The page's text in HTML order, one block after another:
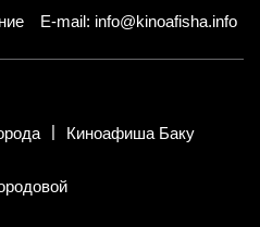
E-mail: info@kinoafisha.info
Киноафиша Баку